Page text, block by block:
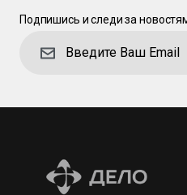
Подпишись и следи за